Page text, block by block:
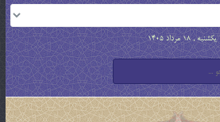
یکشنبه , 18 مرداد 1405